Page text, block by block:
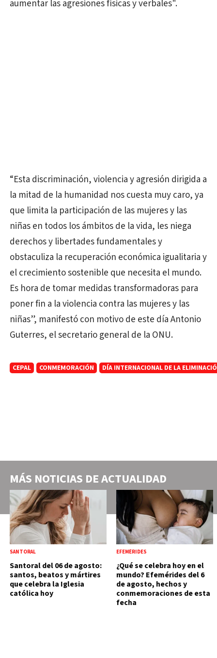
aumentar las agresiones físicas y verbales".
“Esta discriminación, violencia y agresión dirigida a
la mitad de la humanidad nos cuesta muy caro, ya
que limita la participación de las mujeres y las
niñas en todos los ámbitos de la vida, les niega
derechos y libertades fundamentales y
obstaculiza la recuperación económica igualitaria y
el crecimiento sostenible que necesita el mundo.
Es hora de tomar medidas transformadoras para
poner fin a la violencia contra las mujeres y las
niñas”, manifestó con motivo de este día Antonio
Guterres, el secretario general de la ONU.
CEPAL CONMEMORACIÓN DÍA INTERNACIONAL DE LA
MÁS NOTICIAS DEACTUALIDAD
SANTORAL
Santoral del 06 de agosto:
santos, beatos y mártires
que celebra la Iglesia
católica hoy
EFEMÉRIDES
¿Qué se celebra hoy en el
mundo? Efemérides del 6
de agosto, hechos y
conmemoraciones de esta
fecha